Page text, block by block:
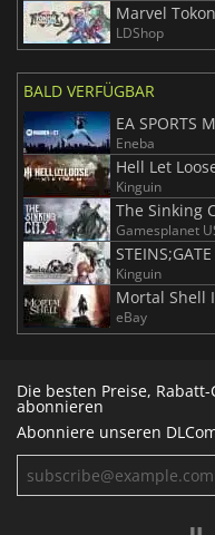
Marvel
LDShop
BALD VERFÜGBAR
EA SPORTS
Eneba
Hell Let
Kinguin
The Sinking
Gamesplanet
Kinguin
Mortal Shell
eBay
Die besten Preise,
abonnieren
Abonniere unseren